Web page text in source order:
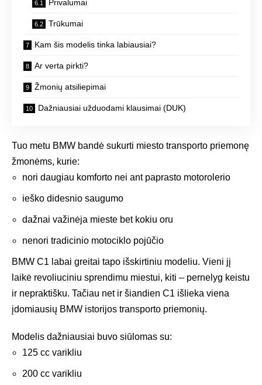
Privalumai
Trūkumai
Kam šis modelis tinka labiausiai?
Ar verta pirkti?
Žmonių atsiliepimai
Dažniausiai užduodami klausimai (DUK)
Tuo metu BMW bandė sukurti miesto transporto priemonę
žmonėms, kurie:
nori daugiau komforto nei ant paprasto motorolerio
ieško didesnio saugumo
dažnai važinėja mieste bet kokiu oru
nenori tradicinio motociklo pojūčio
BMW C1 labai greitai tapo išskirtiniu modeliu. Vieni jį
laikė revoliuciniu sprendimu miestui, kiti – pernelyg keistu
ir nepraktišku. Tačiau net ir šiandien C1 išlieka viena
įdomiausių BMW istorijos transporto priemonių.
Modelis dažniausiai buvo siūlomas su:
125 cc varikliu
200 cc varikliu